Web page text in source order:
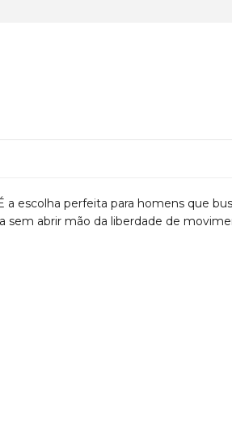
a escolha perfeita para homens que
sem abrir mão da liberdade de